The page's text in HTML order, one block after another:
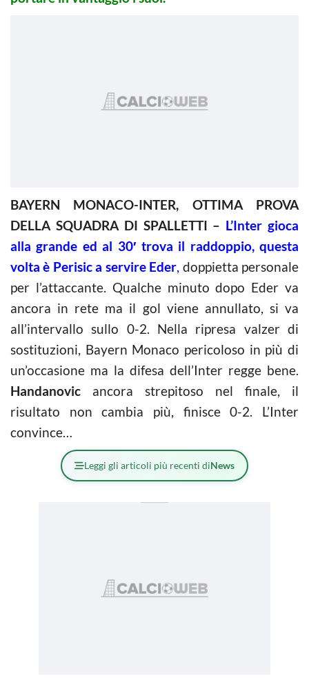
BAYERN MONACO-INTER, OTTIMA PROVA
DELLA SQUADRA DI SPALLETTI – L’Inter gioca
alla grande ed al 30′ trova il raddoppio, questa
volta è Perisic a servire Eder, doppietta personale
per l’attaccante. Qualche minuto dopo Eder va
ancora in rete ma il gol viene annullato, si va
all’intervallo sullo 0-2. Nella ripresa valzer di
sostituzioni, Bayern Monaco pericoloso in più di
un’occasione ma la difesa dell’Inter regge bene.
Handanovic ancora strepitoso nel finale, il
risultato non cambia più, finisce 0-2. L’Inter
convince…
Leggi gli articoli più recenti diNews